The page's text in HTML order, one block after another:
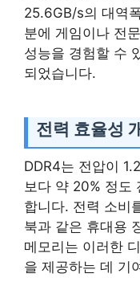
25.6GB/s의 대역
분에 게임이나 전
성능을 경험할 수
되었습니다.
전력 효율성
DDR4는 전압이
보다 약 20% 정도
합니다. 전력 소비
북과 같은 휴대용
메모리는 이러한
을 제공하는 데 기